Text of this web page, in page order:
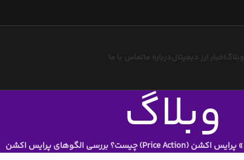
وبلاگ اخبار ارز دیجیتالدرباره ماتماس با ما
وبلاگ »پرایس اکشن (Price Action) چیست؟ بررسی الگوهای پرایس اکشن